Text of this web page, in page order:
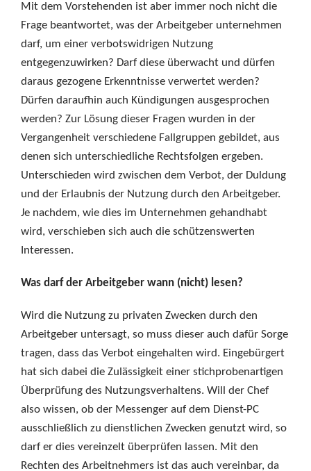
Mit dem Vorstehenden ist aber immer noch nicht die
Frage beantwortet, was der Arbeitgeber unternehmen
darf, um einer verbotswidrigen Nutzung
entgegenzuwirken? Darf diese überwacht und dürfen
daraus gezogene Erkenntnisse verwertet werden?
Dürfen daraufhin auch Kündigungen ausgesprochen
werden? Zur Lösung dieser Fragen wurden in der
Vergangenheit verschiedene Fallgruppen gebildet, aus
denen sich unterschiedliche Rechtsfolgen ergeben.
Unterschieden wird zwischen dem Verbot, der Duldung
und der Erlaubnis der Nutzung durch den Arbeitgeber.
Je nachdem, wie dies im Unternehmen gehandhabt
wird, verschieben sich auch die schützenswerten
Interessen.
Was darf der Arbeitgeber wann (nicht) lesen?
Wird die Nutzung zu privaten Zwecken durch den
Arbeitgeber untersagt, so muss dieser auch dafür Sorge
tragen, dass das Verbot eingehalten wird. Eingebürgert
hat sich dabei die Zulässigkeit einer stichprobenartigen
Überprüfung des Nutzungsverhaltens. Will der Chef
also wissen, ob der Messenger auf dem Dienst-PC
ausschließlich zu dienstlichen Zwecken genutzt wird, so
darf er dies vereinzelt überprüfen lassen. Mit den
Rechten des Arbeitnehmers ist das auch vereinbar, da